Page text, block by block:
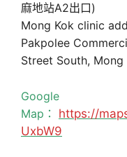
麻地站A2出口)
Mong Kok clinic
Pakpolee
Street South,
Google
Map： https://
UxbW9